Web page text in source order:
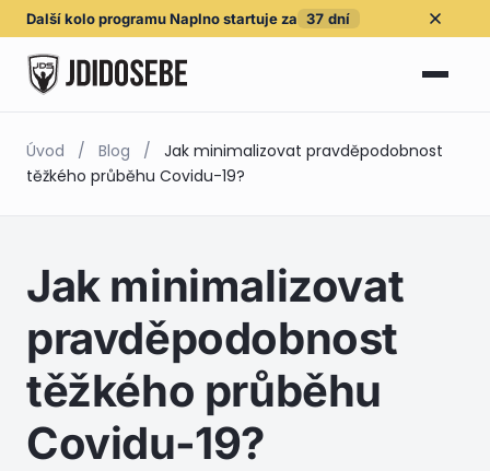
Další koloprogramu Naplnostartuje za 37 dní
Úvod / Blog /
Jak minimalizovat pravděpodobnost
těžkého průběhu Covidu-19?
Jak minimalizovat
pravděpodobnost
těžkého průběhu
Covidu-19?